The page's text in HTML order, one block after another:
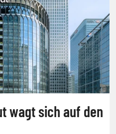
wagt sich auf den